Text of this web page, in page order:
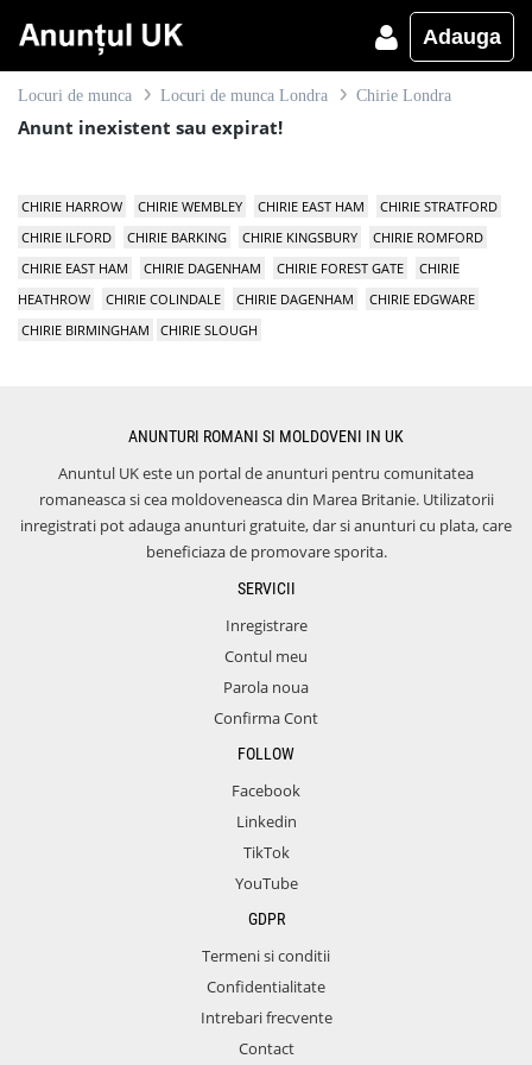
Adauga
Locuri de munca Locuri de munca Londra Chirie Londra
Anunt inexistent sau expirat!
CHIRIE HARROW CHIRIE WEMBLEY CHIRIE EAST HAM
CHIRIE STRATFORD
CHIRIE ILFORD
CHIRIE BARKING CHIRIE KINGSBURY
CHIRIE ROMFORD
CHIRIE EAST HAM
CHIRIE DAGENHAM CHIRIE FOREST GATE
CHIRIE
HEATHROW
CHIRIE COLINDALE CHIRIE DAGENHAM
CHIRIE EDGWARE
CHIRIE BIRMINGHAM
CHIRIE SLOUGH
ANUNTURI ROMANI SI MOLDOVENI IN UK
Anuntul UK este un portal de anunturi pentru comunitatea
romaneasca si cea moldoveneasca din Marea Britanie. Utilizatorii
inregistrati pot adauga anunturi gratuite, dar si anunturi cu plata, care
beneficiaza de promovare sporita.
SERVICII
Inregistrare
Contul meu
Parola noua
Confirma Cont
FOLLOW
Facebook
Linkedin
TikTok
YouTube
GDPR
Termeni si conditii
Confidentialitate
Intrebari frecvente
Contact